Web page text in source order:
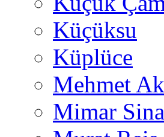
Küçüksu
Küplüce
Mehmet
Mimar